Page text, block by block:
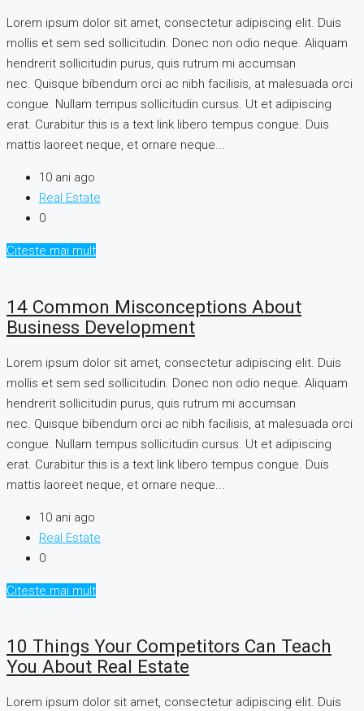
Lorem ipsum dolor sit amet, consectetur adipiscing elit. Duis
mollis et sem sed sollicitudin. Donec non odio neque. Aliquam
hendrerit sollicitudin purus, quis rutrum mi accumsan
nec. Quisque bibendum orci ac nibh facilisis, at malesuada orci
congue. Nullam tempus sollicitudin cursus. Ut et adipiscing
erat. Curabitur this is a text link libero tempus congue. Duis
mattis laoreet neque, et ornare neque...
10 ani ago
Real Estate
0
Citeste mai mult
14 Common Misconceptions About
Business Development
Lorem ipsum dolor sit amet, consectetur adipiscing elit. Duis
mollis et sem sed sollicitudin. Donec non odio neque. Aliquam
hendrerit sollicitudin purus, quis rutrum mi accumsan
nec. Quisque bibendum orci ac nibh facilisis, at malesuada orci
congue. Nullam tempus sollicitudin cursus. Ut et adipiscing
erat. Curabitur this is a text link libero tempus congue. Duis
mattis laoreet neque, et ornare neque...
10 ani ago
Real Estate
0
Citeste mai mult
10 Things Your Competitors Can Teach
You About Real Estate
Lorem ipsum dolor sit amet, consectetur adipiscing elit. Duis